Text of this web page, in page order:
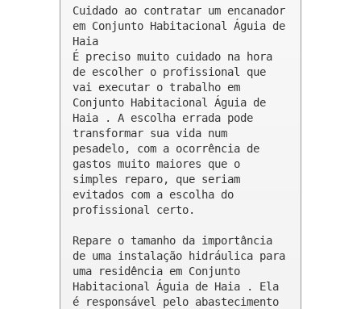
Cuidado ao contratar um encanador
em Conjunto Habitacional Águia de
Haia
É preciso muito cuidado na hora
de escolher o profissional que
vai executar o trabalho em
Conjunto Habitacional Águia de
Haia . A escolha errada pode
transformar sua vida num
pesadelo, com a ocorrência de
gastos muito maiores que o
simples reparo, que seriam
evitados com a escolha do
profissional certo.
Repare o tamanho da importância
de uma instalação hidráulica para
uma residência em Conjunto
Habitacional Águia de Haia . Ela
é responsável pelo abastecimento